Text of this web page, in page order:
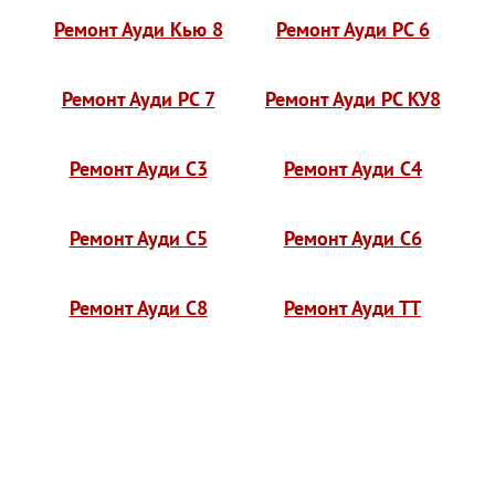
Ремонт Ауди Кью 8 Ремонт Ауди РС 6
Ремонт Ауди РС 7 Ремонт Ауди РС КУ8
Ремонт Ауди С3 Ремонт Ауди С4
Ремонт Ауди С5 Ремонт Ауди С6
Ремонт Ауди С8 Ремонт Ауди ТТ